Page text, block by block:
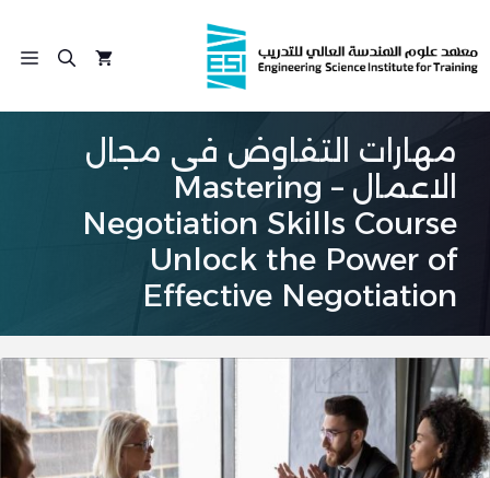
إلى
المحتوى
مهارات التفاوض فى مجال
الاعمال – Mastering
Negotiation Skills Course
Unlock the Power of
Effective Negotiation